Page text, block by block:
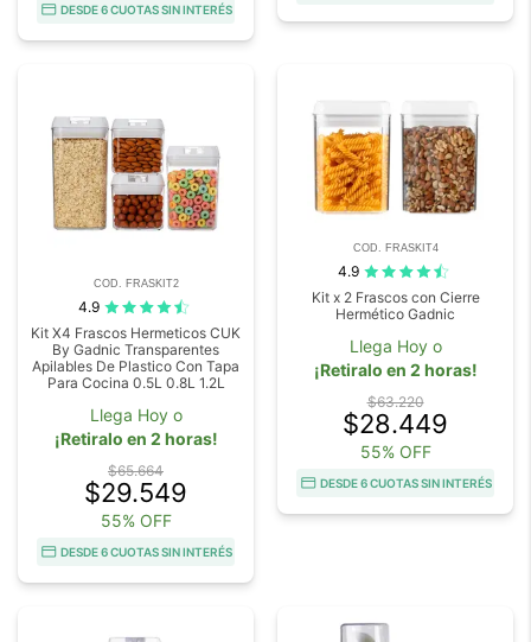
DESDE 6 CUOTAS SIN INTERÉS
COD. FRASKIT2
4.9
Kit X4 Frascos Hermeticos CUK
By Gadnic Transparentes
Apilables De Plastico Con Tapa
Para Cocina 0.5L 0.8L 1.2L
Llega Hoy o
¡Retiralo en 2 horas!
$65.664
$29.549
55% OFF
DESDE 6 CUOTAS SIN INTERÉS
COD. FRASKIT4
4.9
Kit x 2 Frascos con Cierre
Hermético Gadnic
Llega Hoy o
¡Retiralo en 2 horas!
$63.220
$28.449
55% OFF
DESDE 6 CUOTAS SIN INTERÉS